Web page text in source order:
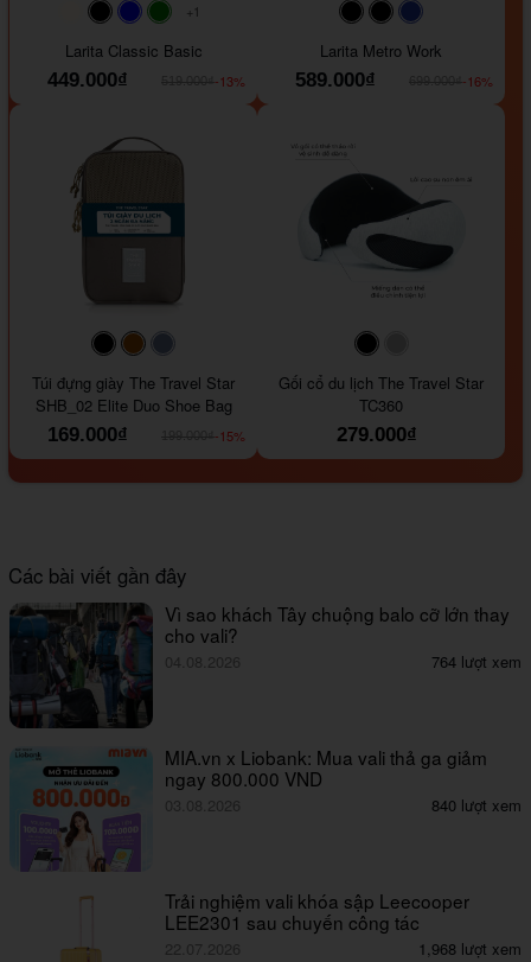
#faf0e6
#000000#0000FF#008000
+1
Larita Classic Basic
449.000₫
-13%
#000000#000000
Larita Metro Work
589.000₫
-16%
#000000#964B00
Túi đựng giày The Travel Star
SHB_02 Elite Duo Shoe Bag
169.000₫
-15%
#000000
Gối cổ du lịch The Travel Star
TC360
279.000₫
Các bài viết gần đây
Vì sao khách Tây chuộng balo cỡ lớn thay
cho vali?
04.08.2026 764 lượt xem
MIA.vn x Liobank: Mua vali thả ga giảm
ngay 800.000 VND
03.08.2026 840 lượt xem
Trải nghiệm vali khóa sập Leecooper
LEE2301 sau chuyến công tác
22.07.2026 1,968 lượt xem